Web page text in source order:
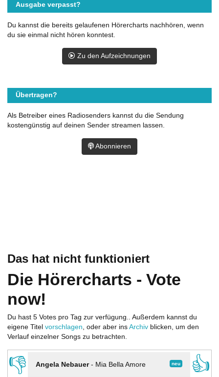
Das hat nicht funktioniert
Die Hörercharts - Vote
now!
Du hast 5 Votes pro Tag zur verfügung.. Außerdem kannst du
eigene Titel vorschlagen, oder aber ins Archiv blicken, um den
Verlauf einzelner Songs zu betrachten.
👎 neu
Angela Nebauer- Mia Bella Amore
👍
Ausgabe verpasst?
Du kannst die bereits gelaufenen Hörercharts nachhören, wenn
du sie einmal nicht hören konntest.
Zu den Aufzeichnungen
Übertragen?
Als Betreiber eines Radiosenders kannst du die Sendung
kostengünstig auf deinen Sender streamen lassen.
Abonnieren